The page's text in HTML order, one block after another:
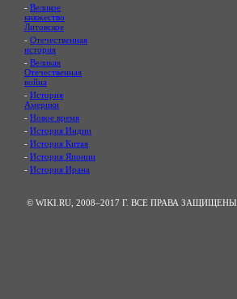
- Великое
княжество
Литовское
- Отечественная
история
- Великая
Отечественная
война
- История
Америки
- Новое время
- История Индии
- История Китая
- История Японии
- История Ирана
© WIKI.RU, 2008–2017 Г. ВСЕ ПРАВА ЗАЩИЩЕНЫ.